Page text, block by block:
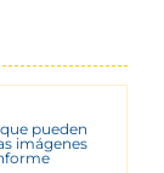
pueden
imágenes